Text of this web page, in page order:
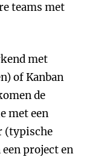
teams met
met
of Kanban
de
met een
(typische
project en